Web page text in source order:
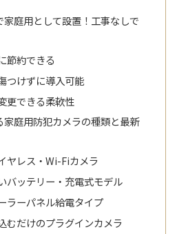
庭用として設置！工事なしで
節約できる
つけずに導入可能
更できる柔軟性
家庭用防犯カメラの種類と最新
ヤレス・Wi-Fiカメラ
バッテリー・充電式モデル
ラーパネル給電タイプ
むだけのプラグインカメラ